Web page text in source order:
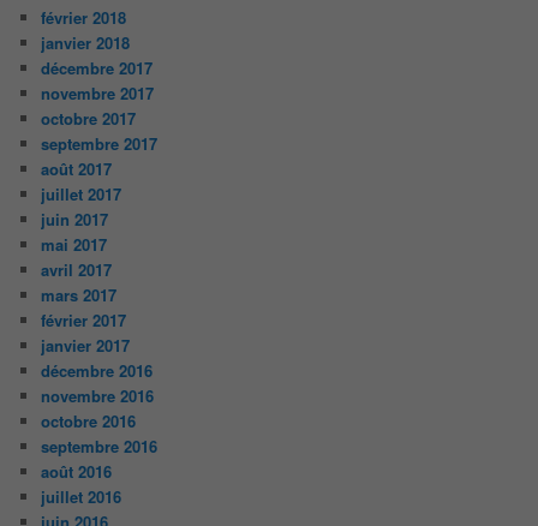
février 2018
janvier 2018
décembre 2017
novembre 2017
octobre 2017
septembre 2017
août 2017
juillet 2017
juin 2017
mai 2017
avril 2017
mars 2017
février 2017
janvier 2017
décembre 2016
novembre 2016
octobre 2016
septembre 2016
août 2016
juillet 2016